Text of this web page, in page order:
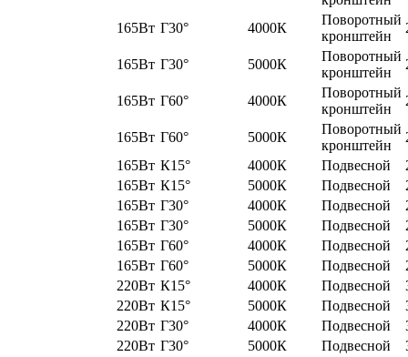
165Вт Г30° 4000К
Поворотный
кронштейн
165Вт Г30° 5000К
Поворотный
кронштейн
165Вт Г60° 4000К
Поворотный
кронштейн
165Вт Г60° 5000К
Поворотный
кронштейн
165Вт К15° 4000К Подвесной
165Вт К15° 5000К Подвесной
165Вт Г30° 4000К Подвесной
165Вт Г30° 5000К Подвесной
165Вт Г60° 4000К Подвесной
165Вт Г60° 5000К Подвесной
220Вт К15° 4000К Подвесной
220Вт К15° 5000К Подвесной
220Вт Г30° 4000К Подвесной
220Вт Г30° 5000К Подвесной